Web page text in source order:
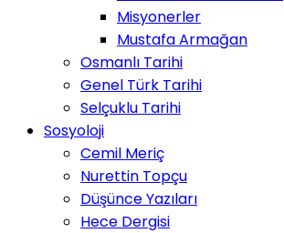
Misyonerler
Mustafa Armağan
Osmanlı Tarihi
Genel Türk Tarihi
Selçuklu Tarihi
Sosyoloji
Cemil Meriç
Nurettin Topçu
Düşünce Yazıları
Hece Dergisi